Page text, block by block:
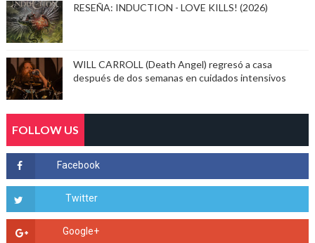
RESEÑA: INDUCTION - LOVE KILLS! (2026)
WILL CARROLL (Death Angel) regresó a casa
después de dos semanas en cuidados intensivos
FOLLOW US